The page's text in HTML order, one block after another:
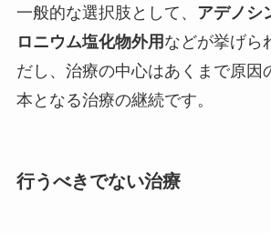
一般的な選択肢として、 アデノシ
ロニウム塩化物外用 などが挙げら
だし、治療の中心はあくまで原因
本となる治療の継続です。
行うべきでない治療